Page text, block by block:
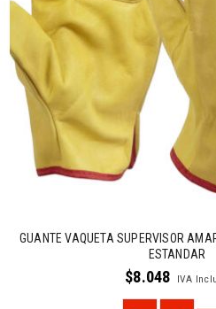
GUANTE VAQUETA SUPERVISOR
ESTANDAR
$8.048 IVA